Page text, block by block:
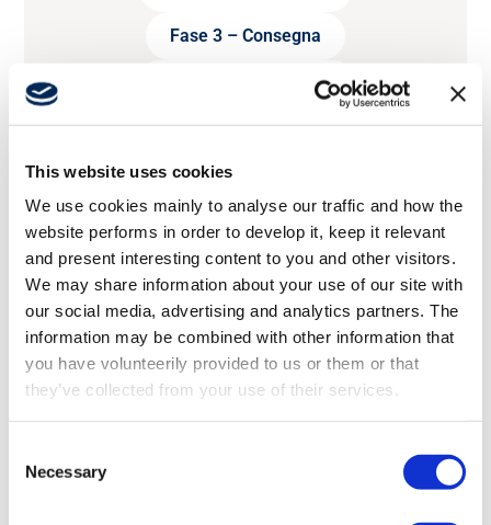
This website uses cookies
We use cookies mainly to analyse our traffic and how the
website performs in order to develop it, keep it relevant
and present interesting content to you and other visitors.
We may share information about your use of our site with
our social media, advertising and analytics partners. The
information may be combined with other information that
you have volunteerily provided to us or them or that
they’ve collected from your use of their services.
Selection
Necessary
Fase 3 – Consegna
Fase 4 – Post-vendita
FASE 1 – CONSULENZA